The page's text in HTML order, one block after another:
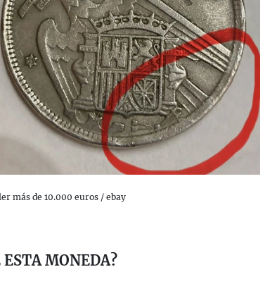
más de 10.000 euros / ebay
ESTA MONEDA?